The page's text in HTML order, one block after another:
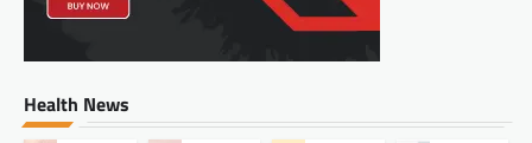
Health News